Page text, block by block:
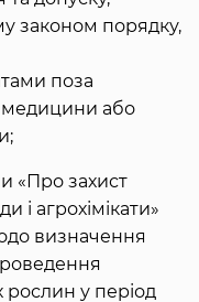
законом порядку,
поза
медицини або
«Про захист
і агрохімікати»
визначення
рослин у період